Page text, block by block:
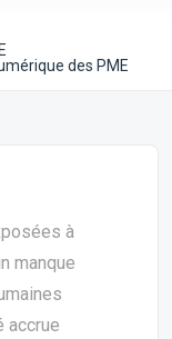
des PME
à
manque
accrue